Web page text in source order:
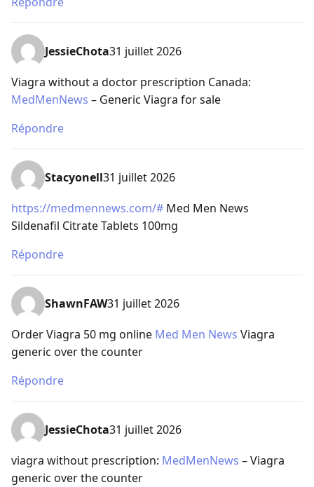
JessieChota31 juillet 2026
Viagra without a doctor prescription Canada:
MedMenNews – Generic Viagra for sale
Répondre
Stacyonell31 juillet 2026
https://medmennews.com/# Med Men News
Sildenafil Citrate Tablets 100mg
Répondre
ShawnFAW31 juillet 2026
Order Viagra 50 mg online Med Men News Viagra
generic over the counter
Répondre
JessieChota31 juillet 2026
viagra without prescription: MedMenNews – Viagra
generic over the counter